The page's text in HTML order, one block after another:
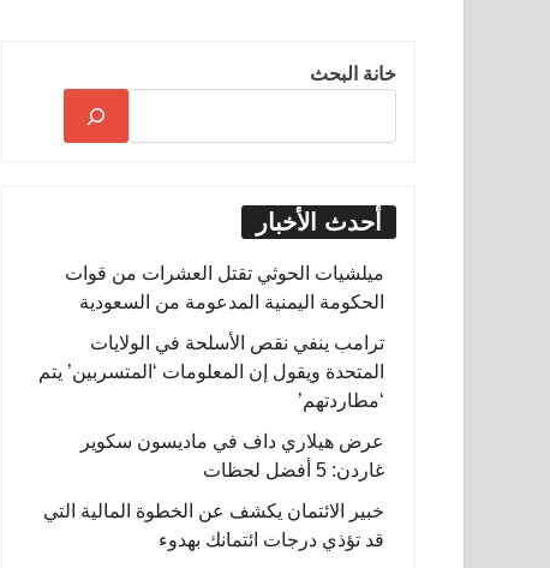
خانة البحث
أحدث الأخبار
ميلشيات الحوثي تقتل العشرات من قوات
الحكومة اليمنية المدعومة من السعودية
ترامب ينفي نقص الأسلحة في الولايات
المتحدة ويقول إن المعلومات ‘المتسربين’ يتم
‘مطاردتهم’
عرض هيلاري داف في ماديسون سكوير
غاردن: 5 أفضل لحظات
خبير الائتمان يكشف عن الخطوة المالية التي
قد تؤذي درجات ائتمانك بهدوء